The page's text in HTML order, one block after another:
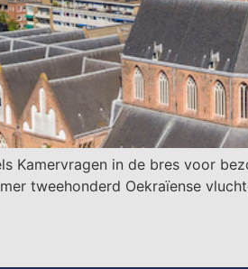
Kamervragen in de bres voor
tweehonderd Oekraïense